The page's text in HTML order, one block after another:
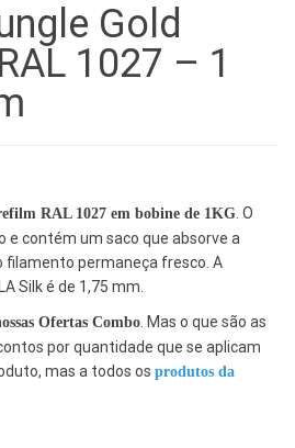
Gold
1027 – 1
21.60€.
é: 17.35€.
RAL 1027 em bobine de 1KG. O
e contém um saco que absorve a
filamento permaneça fresco. A
Silk é de 1,75 mm.
Ofertas Combo. Mas o que são as
por quantidade que se aplicam
mas a todos os produtos da